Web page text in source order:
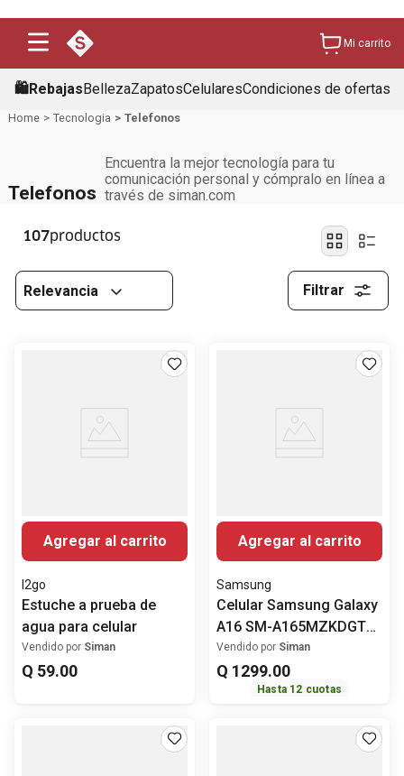
Mi carrito
🛍️RebajasBellezaZapatosCelularesCondiciones de ofertas
Tecnologia Telefonos
Telefonos
Encuentra la mejor tecnología para tu
comunicación personal y cómpralo en línea a
través de siman.com
107
Relevancia Filtrar
Agregar al carrito
I2go
Estuche a prueba de
agua para celular
Vendido por Siman
Q 59.00
Agregar al carrito
Samsung
Celular Samsung Galaxy
A16 SM-A165MZKDGTO
128 GB 4 GB RAM
Pantalla 6.7" (17.02 cm)
MediaTek Helio G99
Cámara Posterior 50 MP
Vendido por Siman
Q 1299.00
Hasta 12 cuotas